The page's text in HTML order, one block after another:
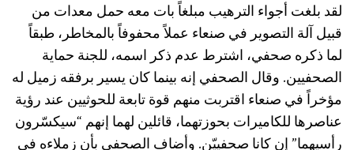
لقد بلغت أجواء الترهيب مبلغاً بات معه حمل معدات من
قبيل آلة التصوير في صنعاء عملاً محفوفاً بالمخاطر، طبقاً
لما ذكره صحفي، اشترط عدم ذكر اسمه، للجنة حماية
الصحفيين. وقال الصحفي إنه بينما كان يسير برفقه زميل له
مؤخراً في صنعاء اقتربت منهم قوة تابعة للحوثيين عند رؤية
عناصرها للكاميرات بحوزتهما، قائلين لهما إنهم “سيكسّرون
رأسيهما” إن كانا صحفييّن. وأضاف الصحفي بأن زملاءه في